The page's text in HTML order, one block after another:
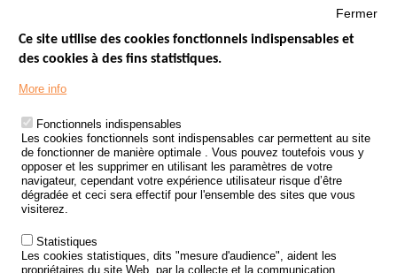
Menu
Footer
LES SITES PUBLICS
ÉTAT DE L’INSÉCURITÉ ROUTIÈRE
TRAITEMENT DES DONNÉES PERSONNELLES DES ACCIDENTS DE
LA ROUTE
ETUDES ET RECHERCHES
APPEL À PROJETS
POLITIQUE DE SÉCURITÉ ROUTIÈRE
Fermer
Ce site utilise des cookies fonctionnels indispensables et
des cookies à des fins statistiques.
More info
Fonctionnels indispensables
Les cookies fonctionnels sont indispensables car permettent au site
de fonctionner de manière optimale . Vous pouvez toutefois vous y
opposer et les supprimer en utilisant les paramètres de votre
navigateur, cependant votre expérience utilisateur risque d’être
dégradée et ceci sera effectif pour l'ensemble des sites que vous
visiterez.
Statistiques
Les cookies statistiques, dits "mesure d'audience", aident les
propriétaires du site Web, par la collecte et la communication